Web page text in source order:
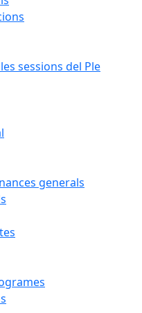
sessions del Ple
generals